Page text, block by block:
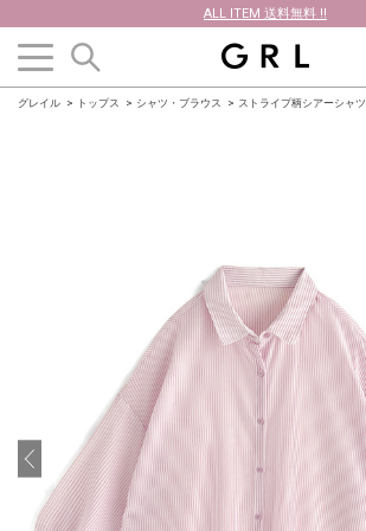
ALL ITEM 送料無料 !!
グレイル トップス シャツ・ブラウス ストライプ柄シアーシャツ